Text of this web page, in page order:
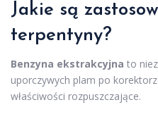
Jakie są
terpentyny?
Benzyna ekstrakcyjna to
uporczywych plam po
właściwości rozpuszczające.